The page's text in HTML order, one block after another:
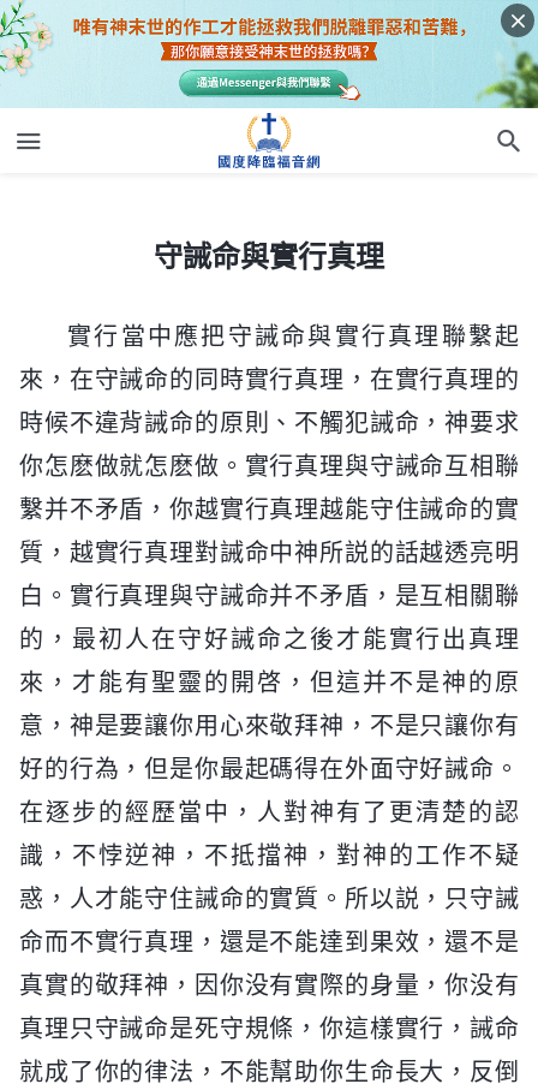
守誡命與實行真理
實行當中應把守誡命與實行真理聯繫起
來，在守誡命的同時實行真理，在實行真理的
時候不違背誡命的原則、不觸犯誡命，神要求
你怎麽做就怎麽做。實行真理與守誡命互相聯
繫并不矛盾，你越實行真理越能守住誡命的實
質，越實行真理對誡命中神所説的話越透亮明
白。實行真理與守誡命并不矛盾，是互相關聯
的，最初人在守好誡命之後才能實行出真理
來，才能有聖靈的開啓，但這并不是神的原
意，神是要讓你用心來敬拜神，不是只讓你有
好的行為，但是你最起碼得在外面守好誡命。
在逐步的經歷當中，人對神有了更清楚的認
識，不悖逆神，不抵擋神，對神的工作不疑
惑，人才能守住誡命的實質。所以説，只守誡
命而不實行真理，還是不能達到果效，還不是
真實的敬拜神，因你没有實際的身量，你没有
真理只守誡命是死守規條，你這樣實行，誡命
就成了你的律法，不能幫助你生命長大，反倒